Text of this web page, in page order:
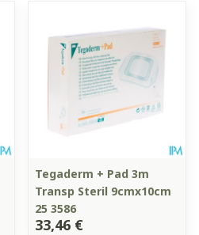
Tegaderm + Pad 3m
Transp Steril 9cmx10cm
25 3586
33,46 €